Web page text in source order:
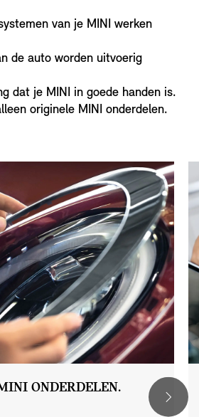
van je MINI werken
de auto worden uitvoerig
dat je MINI in goede handen is.
originele MINI onderdelen.
ONDERDELEN.